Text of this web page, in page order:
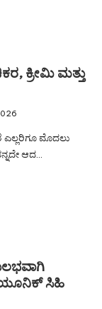
ಕ್ರೀಮಿ ಮತ್ತು
ಮೊದಲು
ಆದ…
ಯೂನಿಕ್ ಸಿಹಿ